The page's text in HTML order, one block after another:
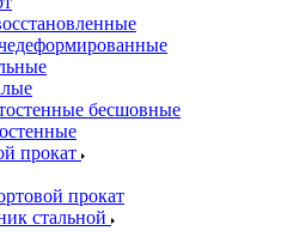
бесшовные
прокат
прокат
стальной